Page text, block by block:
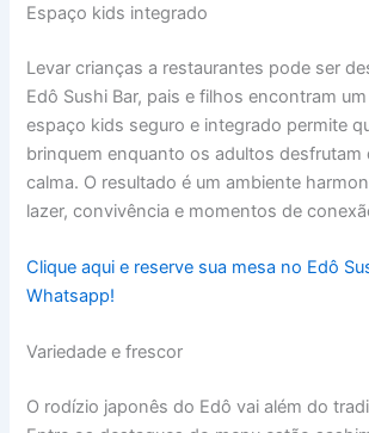
Espaço kids integrado
Levar crianças a restaurantes pode ser
Edô Sushi Bar, pais e filhos encontram
espaço kids seguro e integrado permite
brinquem enquanto os adultos desfrutam
calma. O resultado é um ambiente
lazer, convivência e momentos de
Clique aqui e reserve sua mesa no Edô
Whatsapp!
Variedade e frescor
O rodízio japonês do Edô vai além do